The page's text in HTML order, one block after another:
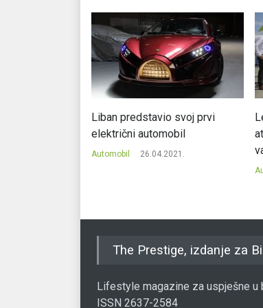
Liban predstavio svoj prvi
električni automobil
Automobil 26.04.2021.
The Prestige, izdanje za
Lifestyle magazine za uspješne u
ISSN 2637-2584